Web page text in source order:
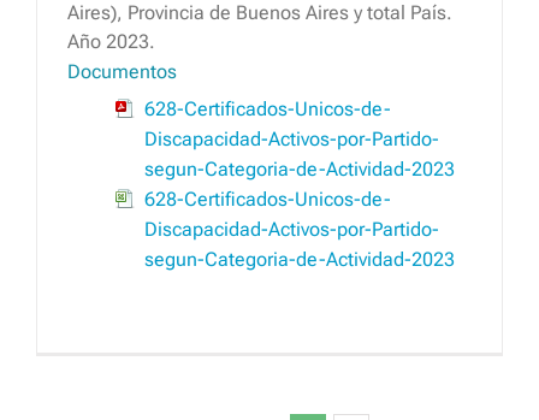
Aires), Provincia de Buenos Aires y total País.
Año 2023.
Documentos
628-Certificados-Unicos-de-
Discapacidad-Activos-por-Partido-
segun-Categoria-de-Actividad-2023
628-Certificados-Unicos-de-
Discapacidad-Activos-por-Partido-
segun-Categoria-de-Actividad-2023